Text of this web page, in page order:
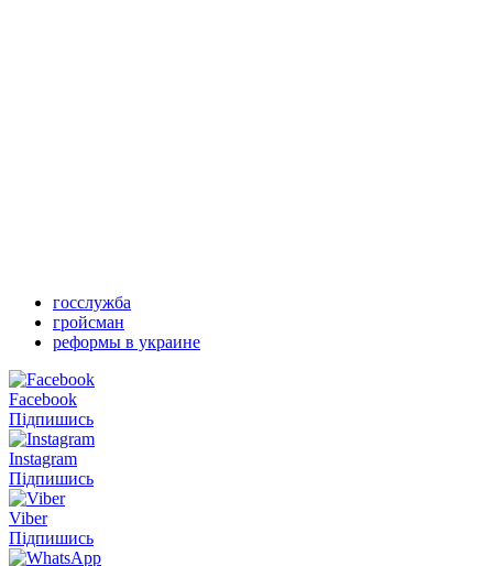
госслужба
гройсман
реформы в украине
Facebook
Підпишись
Instagram
Підпишись
Viber
Підпишись